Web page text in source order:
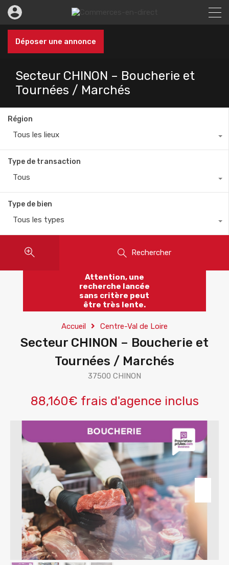
Déposer une annonce
Secteur CHINON – Boucherie et
Tournées / Marchés
Région
Tous les lieux
Type de transaction
Tous
Type de bien
Tous les types
Rechercher
Attention, une
recherche lancée
sans critère peut
être très lente.
Accueil Centre-Val de Loire
Secteur CHINON – Boucherie et
Tournées / Marchés
37500 CHINON
88,160€ frais d'agence inclus